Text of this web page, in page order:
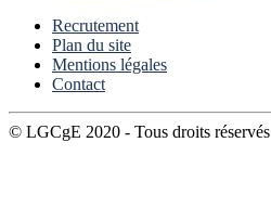
Recrutement
Plan du site
Mentions légales
Contact
© LGCgE 2020 - Tous droits réservés